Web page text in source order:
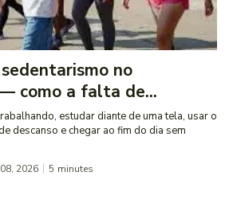
no
como a falta de...
estudar diante de uma tela, usar o
descanso e chegar ao fim do dia sem
2026 5 minutes